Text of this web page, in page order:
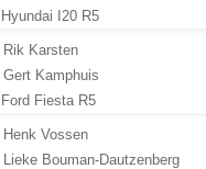
Hyundai I20 R5
Rik Karsten
Gert Kamphuis
Ford Fiesta R5
Henk Vossen
Lieke Bouman-Dautzenberg